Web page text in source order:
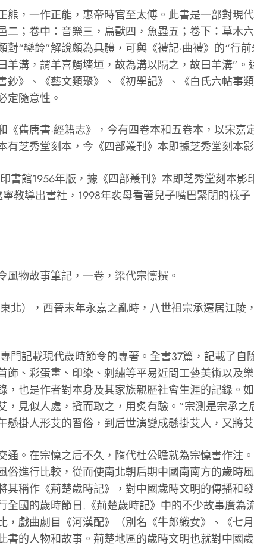
，一作正能，惠帝時官至太傅。此書是一部對現
；卷中：音樂三，鳥獸四，魚蟲五；卷下：草木
“鑾鈴”解說頗為具體，可與《禮記·曲禮》的“行
溝，謂羊喜觸墻垣，故為溝以隔之，故曰羊溝”
》、《藝文類聚》、《初學記》、《白氏六帖事
定隨意性。
唐書·經籍志》，今有四卷本和五卷本，以宋嘉
芝秀堂刻本，今《四部叢刊》本即據芝秀堂刻本
書館1956年版，據《四部叢刊》本即芝秀堂刻本影
教導出書社，1998年裴母看著兒子嘴巴緊閉的樣
物故事筆記，一卷，梁代宗懔撰。
），西晉末年永嘉之亂時，八世祖宗承遷居江陵
門記載現代歲時節令的專著。全書37篇，記載了自
、彩蛋畫、印染、刺繡等平易近間工藝美術以及
也是作者對本身及其家族親歷社會生涯的記錄。
見似人處，攬而取之，用炙有驗。”宗測是宗承
掛人形艾的習俗，到后世演變成懸掛艾人，又將
。在宗懔之后不久，隋代杜公瞻就為宗懔書作注
進行比較，從而使南北朝后期中國南南方的歲時
稱作《荊楚歲時記》，對中國歲時文明的傳播和
國的歲時節日.《荊楚歲時記》中的不少故事廣
戲曲劇目《河漢配》（別名《牛郎織女》、《七
的人物和故事。荊楚地區的歲時文明也就對中國